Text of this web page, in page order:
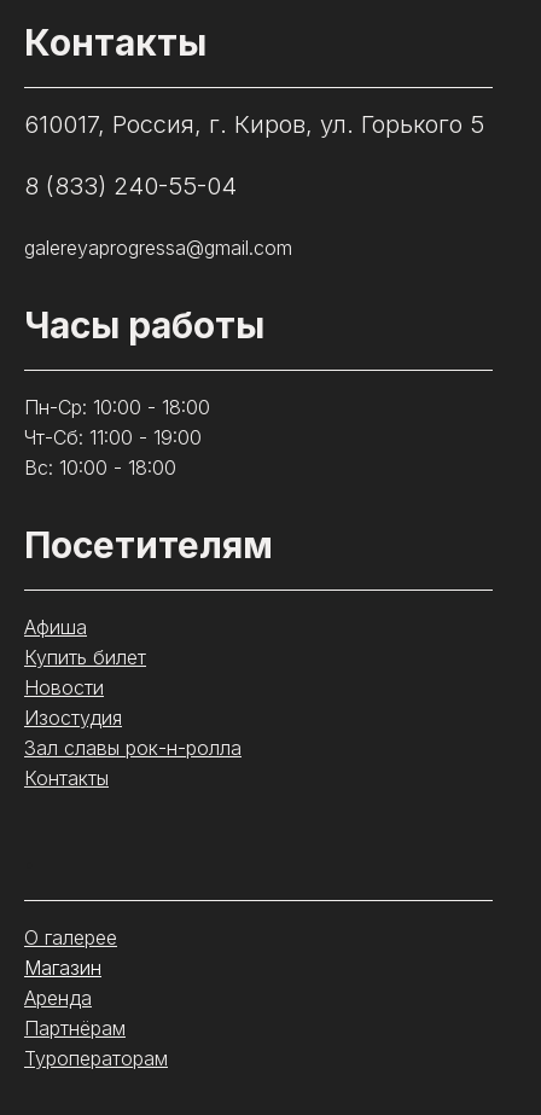
Контакты
610017, Россия, г. Киров, ул. Горького 5
8 (833) 240-55-04
galereyaprogressa@gmail.com
Часы работы
Пн-Ср: 10:00 - 18:00
Чт-Сб: 11:00 - 19:00
Вс: 10:00 - 18:00
Посетителям
Афиша
Купить билет
Новости
Изостудия
Зал славы рок-н-ролла
Контакты
О галерее
Магазин
Аренда
Партнёрам
Туроператорам